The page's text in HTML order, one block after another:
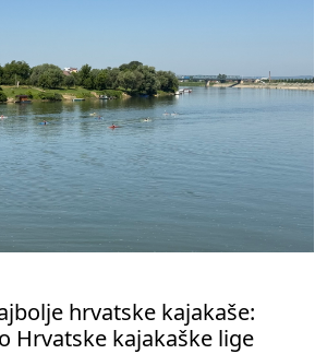
hrvatske kajakaše:
Hrvatske kajakaške lige